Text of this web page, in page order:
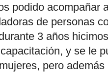
podido acompañar
de personas
3 años
y se le
pero